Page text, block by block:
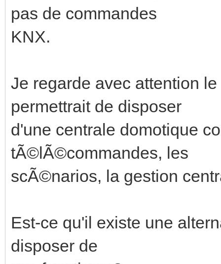
pas de commandes
KNX.
Je regarde avec attention
permettrait de disposer
d'une centrale domotique
tÃ©lÃ©commandes, les
scÃ©narios, la gestion
Est-ce qu'il existe une
disposer de